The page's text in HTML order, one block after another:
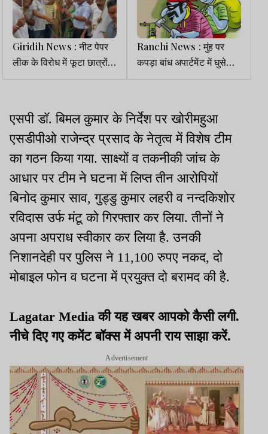
Giridih News : नीट पेपर
लीक के विरोध में फूटा छात्रों
का गुस्सा, मोर्चा ने केंद्रीय
Ranchi News : मुंह पर
कपड़ा बांध अपार्टमेंट में घुसे
युवक, फ्लैट का दरवाजा तोड़ने
एसपी डॉ. बिमल कुमार के निर्देश पर खोरीमहुआ
एसडीपीओ राजेन्द्र प्रसाद के नेतृत्व में विशेष टीम
का गठन किया गया. साक्ष्यों व तकनीकी जांच के
आधार पर टीम ने घटना में लिप्त तीन आरोपियों
बिनोद कुमार साव, गुड्डु कुमार लहरी व नन्दकिशोर
रविदास उर्फ मंटू को गिरफ्तार कर लिया. तीनों ने
अपना अपराध स्वीकार कर लिया है. उनकी
निशानदेही पर पुलिस ने 11,100 रुपए नकद, दो
मोबाइल फोन व घटना में प्रयुक्त दो बरामद की है.
Lagatar Media की यह खबर आपको कैसी लगी.
नीचे दिए गए कमेंट बॉक्स में अपनी राय साझा करें.
Advertisement